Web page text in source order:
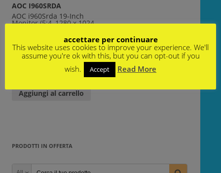
AOC I960SRDA
AOC i960Srda 19-Inch
Monitor (5:4, 1280 x 1024,
€193,00€ 69,00
SKU: 30331644| 1.td221
Aggiungi al carrello
PRODOTTI IN OFFERTA
accettare per continuare
This website uses cookies to improve your experience. We'll
assume you're ok with this, but you can opt-out if you
wish.
Accept Read More